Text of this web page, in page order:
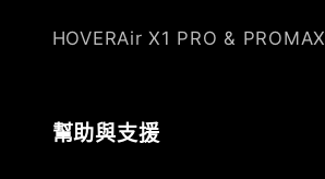
HOVERAir X1 PRO & PROMAX
幫助與支援